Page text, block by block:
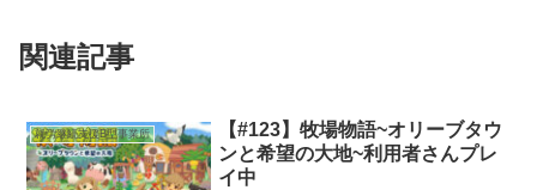
関連記事
就労継続支援B型事業所
【#123】牧場物語~オリーブタウ
ンと希望の大地~利用者さんプレ
イ中